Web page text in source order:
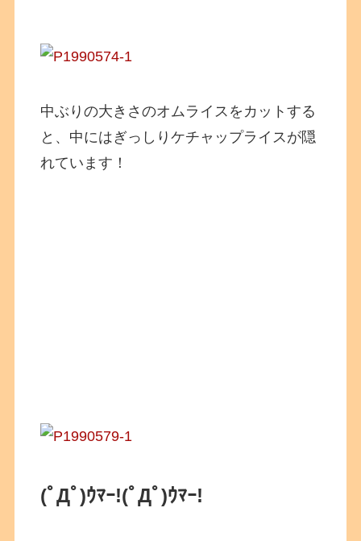
中ぶりの大きさのオムライスをカットする
と、中にはぎっしりケチャップライスが隠
れています！
(ﾟДﾟ)ｳﾏｰ!(ﾟДﾟ)ｳﾏｰ!